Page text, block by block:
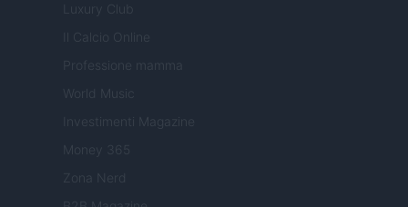
Luxury Club
Il Calcio Online
Professione mamma
World Music
Investimenti Magazine
Money 365
Zona Nerd